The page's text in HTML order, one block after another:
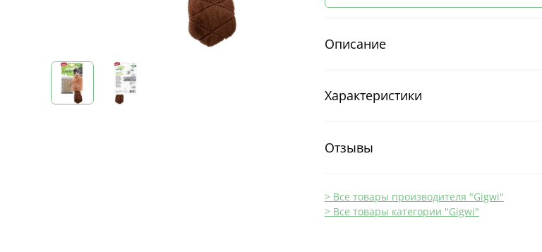
Описание
Характеристики
Отзывы
> Все товары производителя "Gigwi"
> Все товары категории "Gigwi"